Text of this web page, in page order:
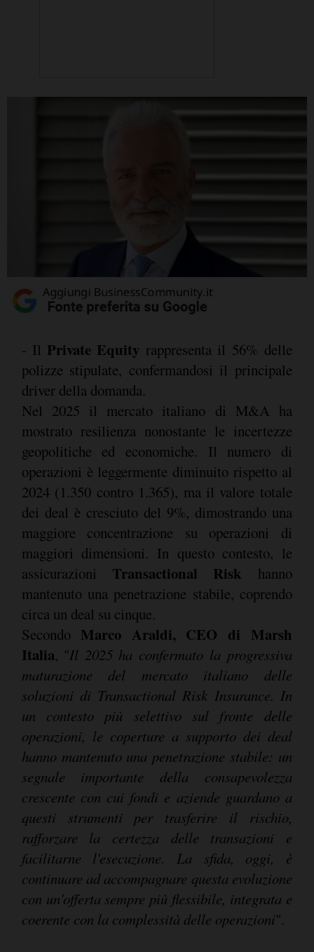
- Il Private Equityrappresenta il 56% delle
polizze stipulate, confermandosi il principale
driver della domanda.
Nel 2025 il mercato italiano di M&A ha
mostrato resilienza nonostante le incertezze
geopolitiche ed economiche. Il numero di
operazioni è leggermente diminuito rispetto al
2024 (1.350 contro 1.365), ma il valore totale
dei deal è cresciuto del 9%, dimostrando una
maggiore concentrazione su operazioni di
maggiori dimensioni. In questo contesto, le
assicurazioni Transactional Risk hanno
mantenuto una penetrazione stabile, coprendo
circa un deal su cinque.
Secondo Marco Araldi, CEO di Marsh
Italia, "Il 2025 ha confermato la progressiva
maturazione del mercato italiano delle
soluzioni di Transactional Risk Insurance. In
un contesto più selettivo sul fronte delle
operazioni, le coperture a supporto dei deal
hanno mantenuto una penetrazione stabile: un
segnale importante della consapevolezza
crescente con cui fondi e aziende guardano a
questi strumenti per trasferire il rischio,
rafforzare la certezza delle transazioni e
facilitarne l'esecuzione. La sfida, oggi, è
continuare ad accompagnare questa evoluzione
con un'offerta sempre più flessibile, integrata e
coerente con la complessità delle operazioni".